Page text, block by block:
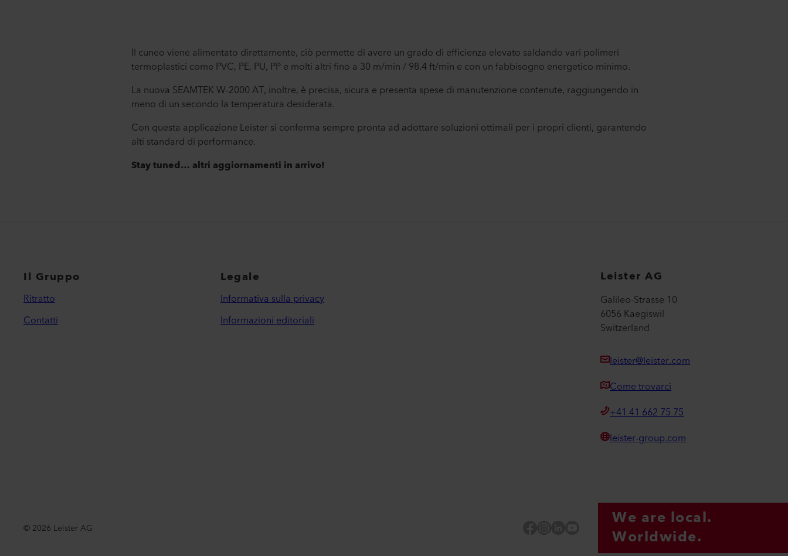
Il cuneo viene alimentato direttamente, ciò permette di avere un grado di efficienza elevato saldando vari polimeri
termoplastici come PVC, PE, PU, PP e molti altri fino a 30 m/min / 98.4 ft/min e con un fabbisogno energetico minimo.
La nuova SEAMTEK W-2000 AT, inoltre, è precisa, sicura e presenta spese di manutenzione contenute, raggiungendo in
meno di un secondo la temperatura desiderata.
Con questa applicazione Leister si conferma sempre pronta ad adottare soluzioni ottimali per i propri clienti, garantendo
alti standard di performance.
Stay tuned… altri aggiornamenti in arrivo!
Il Gruppo
Ritratto
Contatti
Legale
Informativa sulla privacy
Informazioni editoriali
Leister AG
Galileo-Strasse 10
6056 Kaegiswil
Switzerland
leister@leister.com
Come trovarci
+41 41 662 75 75
leister-group.com
© 2026 Leister AG YouTubeWe are local.
Worldwide.